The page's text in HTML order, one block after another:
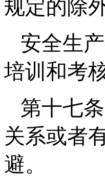
规定的除外
安全生
培训和考
第十七
关系或者
避。